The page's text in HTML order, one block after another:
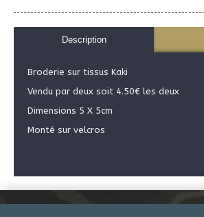
Description
Broderie sur tissus Kaki
Vendu par deux soit 4.50€ les deux
Dimensions 5 X 5cm
Monté sur velcros